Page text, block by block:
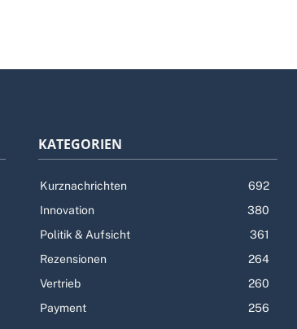
KATEGORIEN
Kurznachrichten
692
Innovation
380
Politik & Aufsicht
361
Rezensionen
264
Vertrieb
260
Payment
256